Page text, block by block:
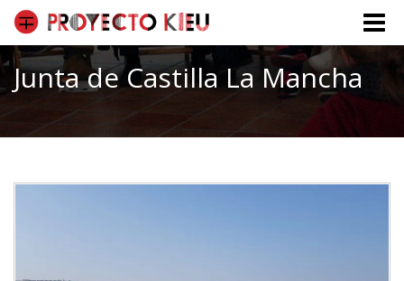
Toggle
Junta de Castilla La Mancha